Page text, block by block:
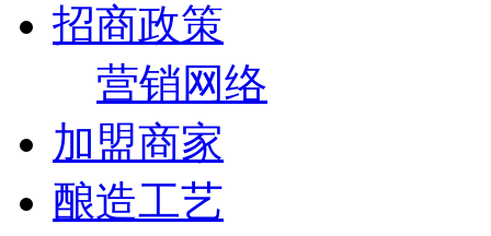
招商政策
营销网络
加盟商家
酿造工艺